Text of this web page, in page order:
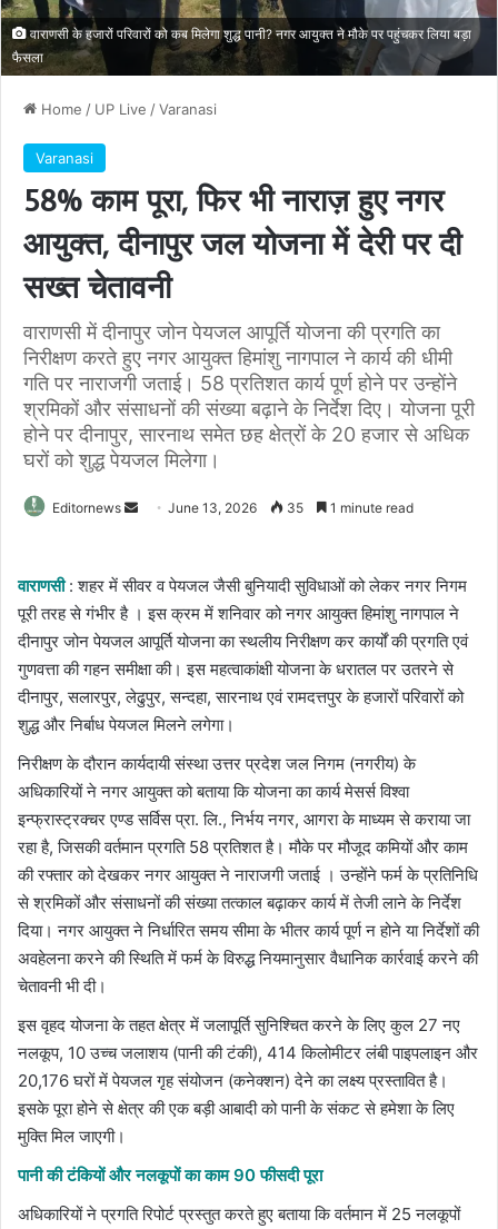
वाराणसी के हजारों परिवारों को कब मिलेगा शुद्ध पानी? नगर आयुक्त ने मौके पर पहुंचकर लिया बड़ा
फैसला
Home / UP Live /Varanasi
Varanasi
58% काम पूरा, फिर भी नाराज़ हुए नगर
आयुक्त, दीनापुर जल योजना में देरी पर दी
सख्त चेतावनी
वाराणसी में दीनापुर जोन पेयजल आपूर्ति योजना की प्रगति का
निरीक्षण करते हुए नगर आयुक्त हिमांशु नागपाल ने कार्य की धीमी
गति पर नाराजगी जताई। 58 प्रतिशत कार्य पूर्ण होने पर उन्होंने
श्रमिकों और संसाधनों की संख्या बढ़ाने के निर्देश दिए। योजना पूरी
होने पर दीनापुर, सारनाथ समेत छह क्षेत्रों के 20 हजार से अधिक
घरों को शुद्ध पेयजल मिलेगा।
Editornews
Send June 13, 2026 35 1 minute read
वाराणसी : शहर में सीवर व पेयजल जैसी बुनियादी सुविधाओं को लेकर नगर निगम
पूरी तरह से गंभीर है । इस क्रम में शनिवार को नगर आयुक्त हिमांशु नागपाल ने
दीनापुर जोन पेयजल आपूर्ति योजना का स्थलीय निरीक्षण कर कार्यों की प्रगति एवं
गुणवत्ता की गहन समीक्षा की। इस महत्वाकांक्षी योजना के धरातल पर उतरने से
दीनापुर, सलारपुर, लेढुपुर, सन्दहा, सारनाथ एवं रामदत्तपुर के हजारों परिवारों को
शुद्ध और निर्बाध पेयजल मिलने लगेगा।
​निरीक्षण के दौरान कार्यदायी संस्था उत्तर प्रदेश जल निगम (नगरीय) के
अधिकारियों ने नगर आयुक्त को बताया कि योजना का कार्य मेसर्स विश्वा
इन्फ्रास्ट्रक्चर एण्ड सर्विस प्रा. लि., निर्भय नगर, आगरा के माध्यम से कराया जा
रहा है, जिसकी वर्तमान प्रगति 58 प्रतिशत है। ​मौके पर मौजूद कमियों और काम
की रफ्तार को देखकर नगर आयुक्त ने नाराजगी जताई । उन्होंने फर्म के प्रतिनिधि
से श्रमिकों और संसाधनों की संख्या तत्काल बढ़ाकर कार्य में तेजी लाने के निर्देश
दिया। नगर आयुक्त ने निर्धारित समय सीमा के भीतर कार्य पूर्ण न होने या निर्देशों की
अवहेलना करने की स्थिति में फर्म के विरुद्ध नियमानुसार वैधानिक कार्रवाई करने की
चेतावनी भी दी।
इस वृहद योजना के तहत क्षेत्र में जलापूर्ति सुनिश्चित करने के लिए कुल 27 नए
नलकूप, 10 उच्च जलाशय (पानी की टंकी), 414 किलोमीटर लंबी पाइपलाइन और
20,176 घरों में पेयजल गृह संयोजन (कनेक्शन) देने का लक्ष्य प्रस्तावित है।
इसके पूरा होने से क्षेत्र की एक बड़ी आबादी को पानी के संकट से हमेशा के लिए
मुक्ति मिल जाएगी।
पानी की टंकियों और नलकूपों का काम 90 फीसदी पूरा
अधिकारियों ने प्रगति रिपोर्ट प्रस्तुत करते हुए बताया कि वर्तमान में 25 नलकूपों